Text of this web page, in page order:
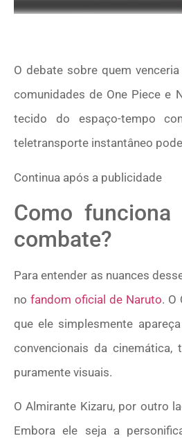
O debate sobre quem
comunidades de One Piece e
tecido do espaço-tempo
teletransporte instantâneo
Continua após a publicidade
Como
combate?
Para entender as nuances
no fandom oficial de Naruto. O
que ele simplesmente
convencionais da
puramente visuais.
O Almirante Kizaru, por outro
Embora ele seja a